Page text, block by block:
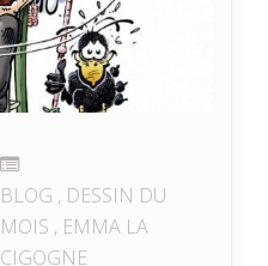
BLOG , DESSIN DU
MOIS , EMMA LA
CIGOGNE